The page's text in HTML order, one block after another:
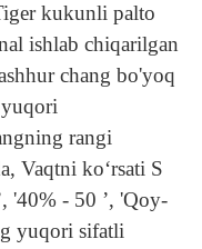
kukunli palto
ishlab chiqarilgan
chang bo'yoq
rangi
Vaqtni koʻrsati S
'40% - 50 ’, 'Qoy-
yuqori sifatli